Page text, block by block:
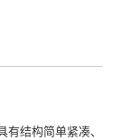
结构简单紧凑、